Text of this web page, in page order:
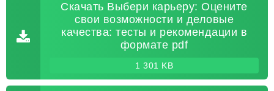
Скачать Выбери карьеру: Оцените
свои возможности и деловые
качества: тесты и рекомендации в
формате pdf
1 301 KB